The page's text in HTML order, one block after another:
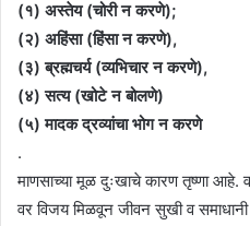
(१) अस्तेय (चोरी न करणे);
(२) अहिंसा (हिंसा न करणे),
(३) ब्रह्मचर्य (व्यभिचार न करणे),
(४) सत्य (खोटे न बोलणे)
(५) मादक द्रव्यांचा भोग न करणे
.
माणसाच्या मूळ दुःखाचे कारण तृष्णा आहे. व
वर विजय मिळवून जीवन सुखी व समाधानी